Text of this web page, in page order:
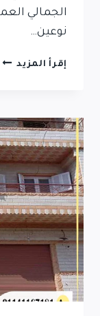
الجمالي
نوعين…
إقرأ المزيد حجر